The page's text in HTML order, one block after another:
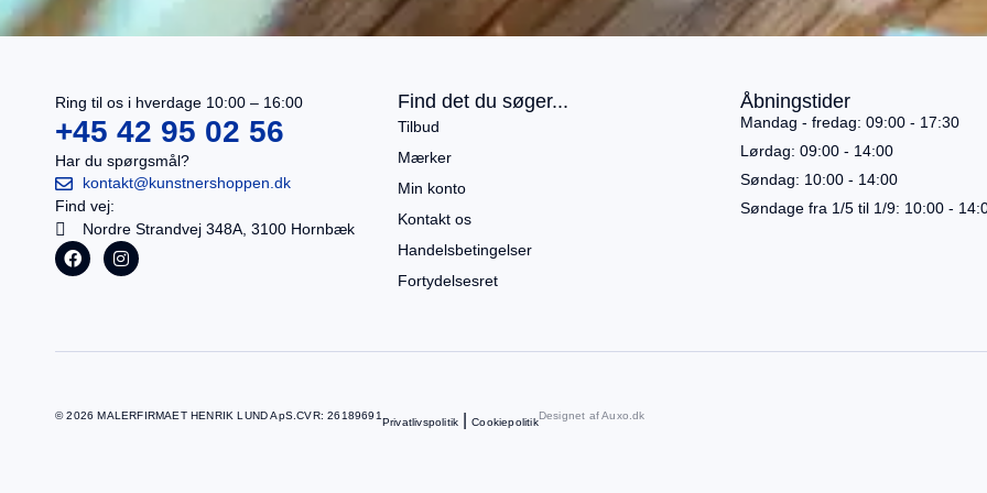
I alt 0,00 kr.
Køb for mere for gratis fragt
Se kurv
Ring til os i hverdage 10:00 – 16:00
+45 42 95 02 56
Har du spørgsmål?
kontakt@kunstnershoppen.dk
Find vej:
Nordre Strandvej 348A, 3100 Hornbæk
Find det du søger...
Tilbud
Mærker
Min konto
Kontakt os
Handelsbetingelser
Fortydelsesret
Åbningstider
Mandag - fredag: 09:00 - 17:30
Lørdag: 09:00 - 14:00
Søndag: 10:00 - 14:00
Søndage fra 1/5 til 1/9: 10:00 -
© 2026 MALERFIRMAET HENRIK LUND ApS.CVR: 26189691
Privatlivspolitik |Cookiepolitik
Designet afAuxo.dk